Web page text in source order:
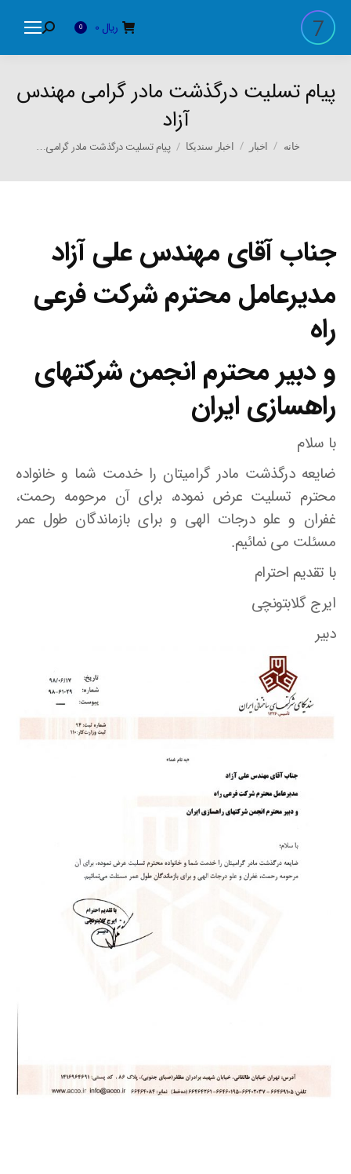
ریال 0
Search:
پیام تسلیت درگذشت مادر گرامی مهندس
آزاد
You are here:
خانه اخبار اخبار سندیکا پیام تسلیت درگذشت مادر گرامی…
جناب آقای مهندس علی آزاد
مدیرعامل محترم شرکت فرعی
راه
و دبیر محترم انجمن شرکتهای
راهسازی ایران
با سلام
ضایعه درگذشت مادر گرامیتان را خدمت شما و خانواده
محترم تسلیت عرض نموده، برای آن مرحومه رحمت،
غفران و علو درجات الهی و برای بازماندگان طول عمر
مسئلت می نمائیم.
با تقدیم احترام
ایرج گلابتونچی
دبیر